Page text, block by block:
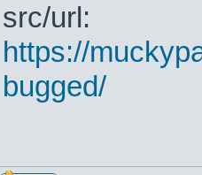
src/url:
https://
bugged/